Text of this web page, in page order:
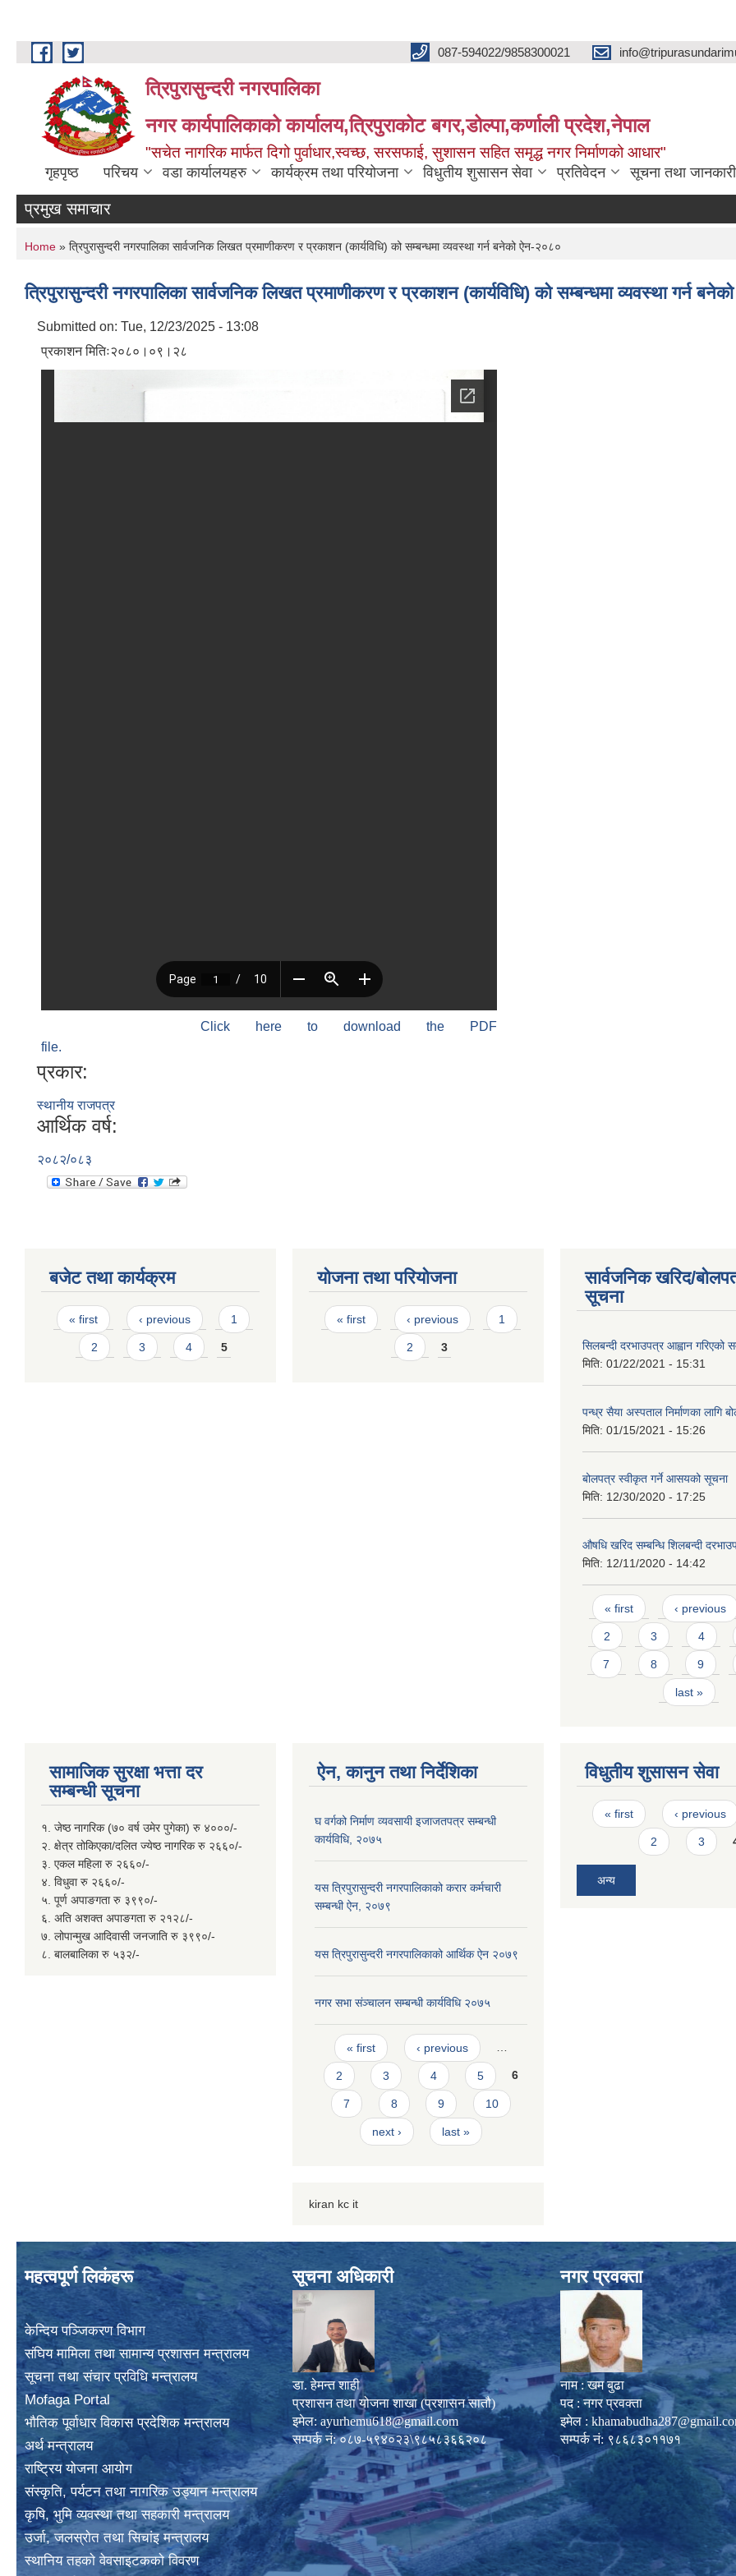
Skip to main content 087-594022/9858300021
त्रिपुरासुन्दरी नगरपालिका
नगर कार्यपालिकाको कार्यालय,त्रिपुराकोट बगर,डोल्पा,कर्णाली प्रदेश,नेपाल
"सचेत नागरिक मार्फत दिगो पुर्वाधार,स्वच्छ, सरसफाई, सुशासन सहित समृद्ध नगर निर्माणको आधार"
गृहपृष्ठ परिचय वडा कार्यालयहरु कार्यक्रम तथा परियोजना विधुतीय शुसासन सेवा प्रतिवेदन सूचना तथा जानकारी
प्रमुख समाचार
You are here
Home » त्रिपुरासुन्दरी नगरपालिका सार्वजनिक लिखत प्रमाणीकरण र प्रकाशन (कार्यविधि) को सम्बन्धमा व्यवस्था गर्न बनेको ऐन-२०८०
त्रिपुरासुन्दरी नगरपालिका सार्वजनिक लिखत प्रमाणीकरण र प्रकाशन (कार्यविधि) को सम्बन्धमा व्यवस्था गर्न
Submitted on: Tue, 12/23/2025 - 13:08
प्रकाशन मितिः२०८०।०९।२८
Click here to download the PDF
file.
प्रकार:
स्थानीय राजपत्र
आर्थिक वर्ष:
२०८२/०८३
बजेट तथा कार्यक्रम
Pages
« first ‹ previous 1
2 3 4 5
योजना तथा परियोजना
Pages
« first ‹ previous 1
2 3
सार्वजनिक खरिद/
सूचना
सिलबन्दी दरभाउपत्र आह्वान गरिएको
मिति: 01/22/2021 - 15:31
पन्ध्र सैया अस्पताल निर्माणका लागि
मिति: 01/15/2021 - 15:26
बोलपत्र स्वीकृत गर्ने आसयको सूचना
मिति: 12/30/2020 - 17:25
औषधि खरिद सम्बन्धि शिलबन्दी
मिति: 12/11/2020 - 14:42
Pages
« first ‹ previous
2 3 4
7 8 9
last »
सामाजिक सुरक्षा भत्ता दर
सम्बन्धी सूचना
१. जेष्ठ नागरिक (७० वर्ष उमेर पुगेका) रु ४०००/-
२. क्षेत्र तोकिएका/दलित ज्येष्ठ नागरिक रु २६६०/-
३. एकल महिला रु २६६०/-
४. विधुवा रु २६६०/-
५. पूर्ण अपाङगता रु ३९९०/-
६. अति अशक्त अपाङगता रु २१२८/-
७. लोपान्मुख आदिवासी जनजाति रु ३९९०/-
८. बालबालिका रु ५३२/-
ऐन, कानुन तथा निर्देशिका
घ वर्गको निर्माण व्यवसायी इजाजतपत्र सम्बन्धी
कार्यविधि, २०७५
यस त्रिपुरासुन्दरी नगरपालिकाको करार कर्मचारी
सम्बन्धी ऐन, २०७९
यस त्रिपुरासुन्दरी नगरपालिकाको आर्थिक ऐन २०७९
नगर सभा संञ्चालन सम्बन्धी कार्यविधि २०७५
Pages
« first ‹ previous …
2 3 4 5 6
7 8 9 10
next › last »
kiran kc it
विधुतीय शुसासन सेवा
Pages
« first ‹ previous
2 3
अन्य
महत्वपूर्ण लिकंहरू
केन्दिय पञ्जिकरण विभाग
संघिय मामिला तथा सामान्य प्रशासन मन्त्रालय
सूचना तथा संचार प्रविधि मन्त्रालय
Mofaga Portal
भाैतिक पूर्वाधार विकास प्रदेशिक मन्त्रालय
अर्थ मन्त्रालय
राष्ट्रिय योजना आयोग
संस्कृति, पर्यटन तथा नागरिक उड्यान मन्त्रालय
कृषि, भुमि व्यवस्था तथा सहकारी मन्त्रालय
उर्जा, जलस्राेत तथा सिचांइ मन्त्रालय
स्थानिय तहकाे वेवसाइटककाे विवरण
सूचना अधिकारी
डा. हेमन्त शाही
प्रशासन तथा योजना शाखा (प्रशासन सातौ)
इमेल: ayurhemu618@gmail.com
सम्पर्क नं: ०८७-५९४०२३\९८५८३६६२०८
नगर प्रवक्ता
नाम : खम बुढा
पद : नगर प्रवक्ता
इमेल :
सम्पर्क नं: ९८६८३०११७१